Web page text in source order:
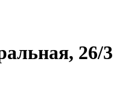
26/3